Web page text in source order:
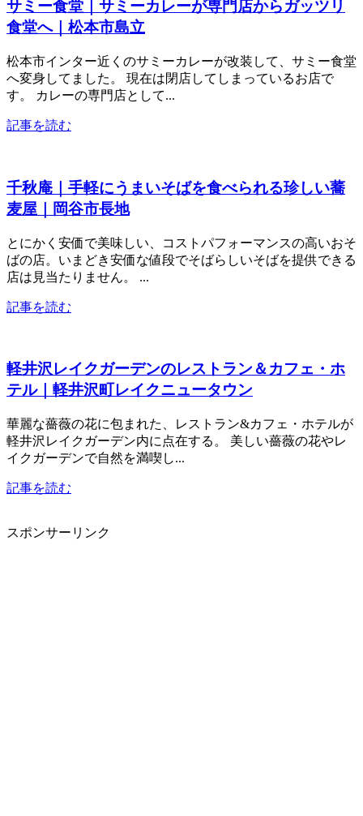
サミー食堂｜サミーカレーが専門店からガッツリ
食堂へ｜松本市島立
松本市インター近くのサミーカレーが改装して、サミー食堂
へ変身してました。 現在は閉店してしまっているお店で
す。 カレーの専門店として...
記事を読む
千秋庵｜手軽にうまいそばを食べられる珍しい蕎
麦屋｜岡谷市長地
とにかく安価で美味しい、コストパフォーマンスの高いおそ
ばの店。いまどき安価な値段でそばらしいそばを提供できる
店は見当たりません。 ...
記事を読む
軽井沢レイクガーデンのレストラン＆カフェ・ホ
テル｜軽井沢町レイクニュータウン
華麗な薔薇の花に包まれた、レストラン&カフェ・ホテルが
軽井沢レイクガーデン内に点在する。 美しい薔薇の花やレ
イクガーデンで自然を満喫し...
記事を読む
スポンサーリンク